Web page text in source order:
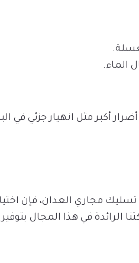
الماء.
أكبر مثل انهيار جزئي في
مجاري العدان، فإن
الرائدة في هذا المجال